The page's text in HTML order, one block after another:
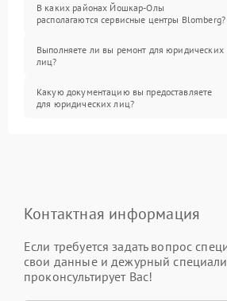
В каких районах Йошкар-Олы
располагаются сервисные центры Blomberg?
Выполняете ли вы ремонт для юридических
лиц?
Какую документацию вы предоставляете
для юридических лиц?
Контактная информация
Если требуется задать вопрос
свои данные и дежурный
проконсультирует Вас!